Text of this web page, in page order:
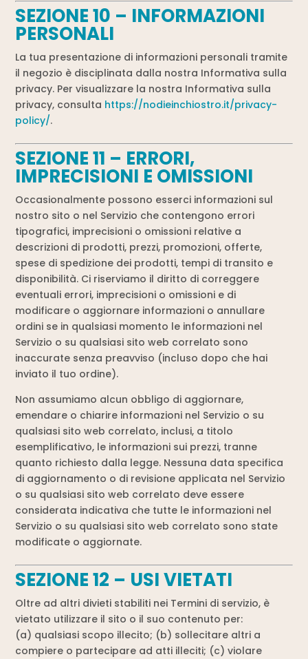
SEZIONE 10 – INFORMAZIONI
PERSONALI
La tua presentazione di informazioni personali tramite
il negozio è disciplinata dalla nostra Informativa sulla
privacy. Per visualizzare la nostra Informativa sulla
privacy, consulta https://nodieinchiostro.it/privacy-
policy/.
SEZIONE 11 – ERRORI,
IMPRECISIONI E OMISSIONI
Occasionalmente possono esserci informazioni sul
nostro sito o nel Servizio che contengono errori
tipografici, imprecisioni o omissioni relative a
descrizioni di prodotti, prezzi, promozioni, offerte,
spese di spedizione dei prodotti, tempi di transito e
disponibilità. Ci riserviamo il diritto di correggere
eventuali errori, imprecisioni o omissioni e di
modificare o aggiornare informazioni o annullare
ordini se in qualsiasi momento le informazioni nel
Servizio o su qualsiasi sito web correlato sono
inaccurate senza preavviso (incluso dopo che hai
inviato il tuo ordine).
Non assumiamo alcun obbligo di aggiornare,
emendare o chiarire informazioni nel Servizio o su
qualsiasi sito web correlato, inclusi, a titolo
esemplificativo, le informazioni sui prezzi, tranne
quanto richiesto dalla legge. Nessuna data specifica
di aggiornamento o di revisione applicata nel Servizio
o su qualsiasi sito web correlato deve essere
considerata indicativa che tutte le informazioni nel
Servizio o su qualsiasi sito web correlato sono state
modificate o aggiornate.
SEZIONE 12 – USI VIETATI
Oltre ad altri divieti stabiliti nei Termini di servizio, è
vietato utilizzare il sito o il suo contenuto per:
(a) qualsiasi scopo illecito; (b) sollecitare altri a
compiere o partecipare ad atti illeciti; (c) violare